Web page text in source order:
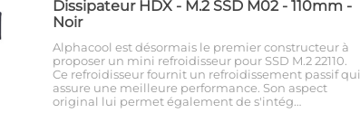
Dissipateur HDX - M.2 SSD M02 - 110mm -
Noir
Alphacool est désormais le premier constructeur à
proposer un mini refroidisseur pour SSD M.2 22110.
Ce refroidisseur fournit un refroidissement passif qui
assure une meilleure performance. Son aspect
original lui permet également de s'intég…